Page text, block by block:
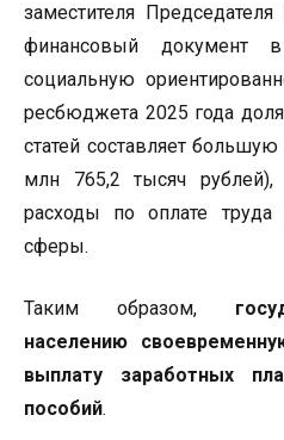
заместителя
финансовый документ
социальную
ресбюджета 2025 года
статей составляет
млн 765,2 тысяч
расходы по оплате
сферы.
Таким образом,
населению
выплату заработных
пособий.